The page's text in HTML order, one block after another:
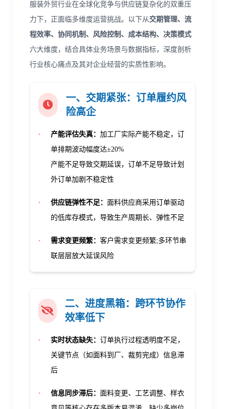
服装外贸行业在全球化竞争与供应链复杂化的双重压
力下，正面临多维度运营挑战。以下从交期管理、流
程效率、协同机制、风险控制、成本结构、决策模式
六大维度，结合具体业务场景与数据指标，深度剖析
行业核心痛点及其对企业经营的实质性影响。
一、交期紧张： 订单履约风
险高企
• 产能评估失真： 加工厂实际产能不稳定，订
单排期波动幅度达±20%
产能不足导致交期延误，订单不足导致计划
外订单加剧不稳定性
• 供应链弹性不足： 面料供应商采用订单驱动
的低库存模式，导致生产周期长、弹性不足
• 需求变更频繁： 客户需求变更频繁;多环节串
联层层放大延误风险
二、进度黑箱： 跨环节协作
效率低下
• 实时状态缺失： 订单执行过程透明度不足，
关键节点（如面料到厂、裁剪完成）信息滞
后
• 信息同步滞后： 面料变更、工艺调整、样衣